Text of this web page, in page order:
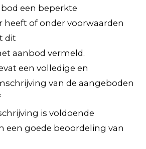
een beperkte
of onder voorwaarden
dit
aanbod vermeld.
een volledige en
van de aangeboden
is voldoende
een goede beoordeling van